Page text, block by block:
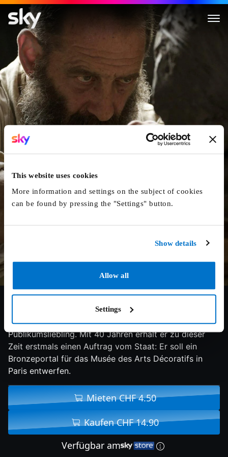
This website uses cookies
More information and settings on the subject of cookies
can be found by pressing the "Settings" button.
Show details
Allow all
Settings
Auguste Rodin
4.6/10 2017 119 min Drama
Im Paris des Jahres 1880 ist Auguste Rodin ein echter
Publikumsliebling. Mit 40 Jahren erhält er zu dieser
Zeit erstmals einen Auftrag vom Staat: Er soll ein
Bronzeportal für das Musée des Arts Décoratifs in
Paris entwerfen.
Mieten CHF 4.50
Kaufen CHF 14.90
Verfügbar am